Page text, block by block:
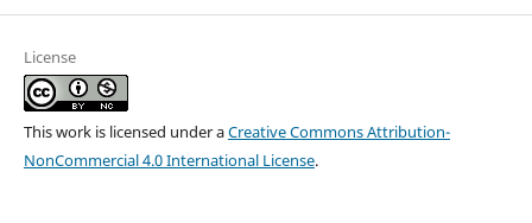
License
This work is licensed under aCreative Commons Attribution-
NonCommercial 4.0 International License.